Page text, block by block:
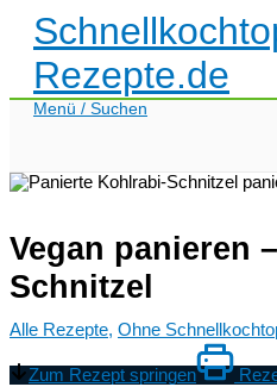
Zum
Inhalt
springen
Rezepte.de
Menü / Suchen
Vegan panieren
Schnitzel
Alle Rezepte, Ohne
Zum Rezept springen